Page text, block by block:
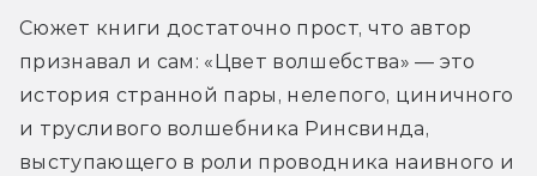
Сюжет книги достаточно прост, что автор
признавал и сам: «Цвет волшебства» — это
история странной пары, нелепого, циничного
и трусливого волшебника Ринсвинда,
выступающего в роли проводника наивного и